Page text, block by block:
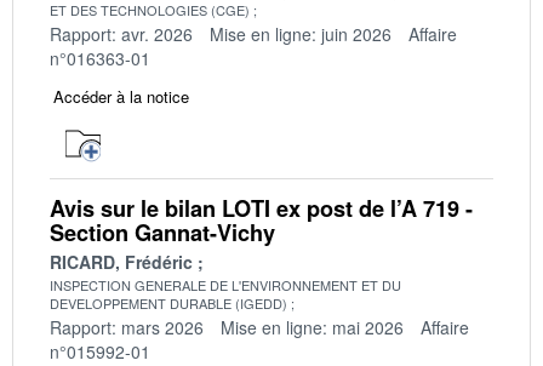
ET DES TECHNOLOGIES (CGE)
Rapport: avr. 2026 Mise en ligne: juin 2026
Affaire
n°016363-01
Accéder à la notice
Avis sur le bilan LOTI ex post de l’A 719 -
Section Gannat-Vichy
RICARD, Frédéric
INSPECTION GENERALE DE L'ENVIRONNEMENT ET DU
DEVELOPPEMENT DURABLE (IGEDD)
Rapport: mars 2026 Mise en ligne: mai 2026
Affaire
n°015992-01